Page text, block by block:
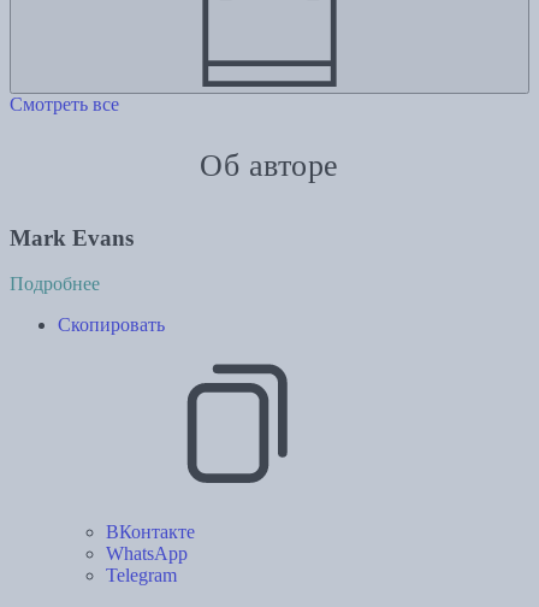
Смотреть все
Об авторе
Mark Evans
Подробнее
Скопировать
ВКонтакте
WhatsApp
Telegram